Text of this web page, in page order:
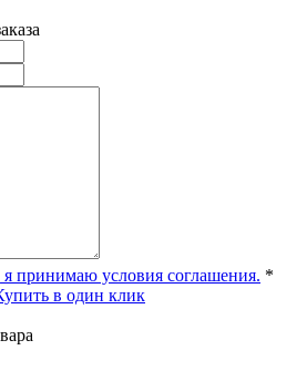
принимаю условия соглашения. *
в один клик